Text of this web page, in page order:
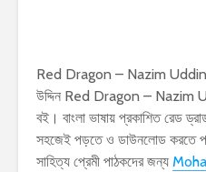
Red Dragon – Nazim Uddin |
উদ্দিন Red Dragon – Nazim
বই। বাংলা ভাষায় প্রকাশিত রেড
সহজেই পড়তে ও ডাউনলোড করতে
সাহিত্য প্রেমী পাঠকদের জন্য